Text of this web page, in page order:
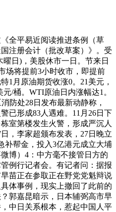
平易近阅读推进条例（草
注册会计（批改草案）》。受
日)，美股休市一日。节来日
场将提前3小时收市，即提前
1月原油期货收涨0。21美元，
/桶。WTI原油日内涨幅达1。
防处28日发布最新动静称，
已形成83人遇难。11月26日下
室第楼发生火警，形成严沉人
，李家超颁布发表，27日晚立
补帮金，投入3亿港元成立大埔
博）4：中方毫不接管日方的
例行记者会。有记者问：据报
苗正在参取正在野党党魁辩说
体事例，现实上撤回了此前的
郭嘉昆暗示，日本辅弼高市早
中日关系根本，惹起中国人平